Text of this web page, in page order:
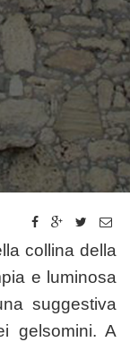
collina della
e luminosa
suggestiva
gelsomini. A